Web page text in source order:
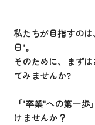
私たちが目指すのは、
日"。
そのために、まずは
てみませんか?
「"卒業"への第一
けませんか？